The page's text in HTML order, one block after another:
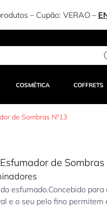
– Cupão: VERAO–
COSMÉTICA COFFRETS
de Sombras Nº13
de Sombras
esfumado.Concebido
e o seu pelo fino permitem